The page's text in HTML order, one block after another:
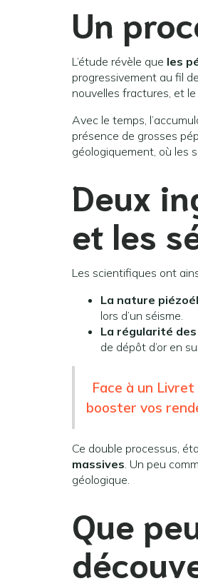
Un
L’étude révèle que les
progressivement au fil
nouvelles fractures, et
Avec le temps,
présence de grosses
géologiquement, où les
Deux
et les
Les scientifiques ont
La nature
lors d’un séisme.
La régularité
de dépôt d’or en
Face à un
booster vos
Ce double processus,
massives. Un peu
géologique.
Que